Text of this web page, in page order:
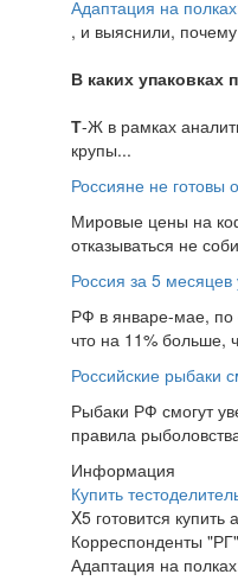
Адаптация на
, и выяснили,
В каких упаковках
Т-Ж в рамках
крупы...
Россияне не готовы
Мировые цены на
отказываться не
Россия за 5
РФ в январе-мае, по
что на 11% больше,
Российские рыбаки
Рыбаки РФ смогут
правила
Информация
Купить
X5 готовится купить
Корреспонденты
Адаптация на